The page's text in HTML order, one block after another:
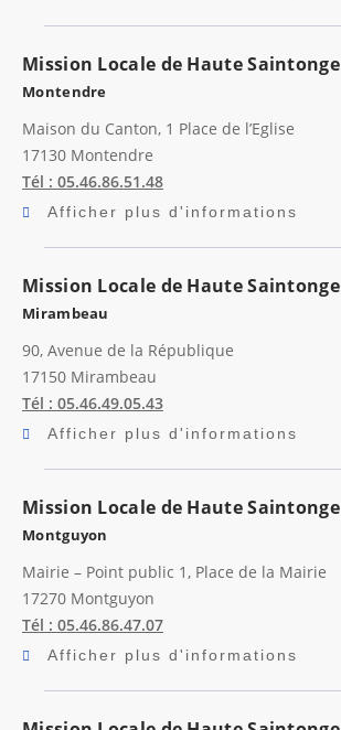
Mission Locale de Haute Saintonge
Montendre
Maison du Canton, 1 Place de l’Eglise
17130 Montendre
Tél : 05.46.86.51.48
Afficher plus d'informations
Mission Locale de Haute Saintonge
Mirambeau
90, Avenue de la République
17150 Mirambeau
Tél : 05.46.49.05.43
Afficher plus d'informations
Mission Locale de Haute Saintonge
Montguyon
Mairie – Point public 1, Place de la Mairie
17270 Montguyon
Tél : 05.46.86.47.07
Afficher plus d'informations